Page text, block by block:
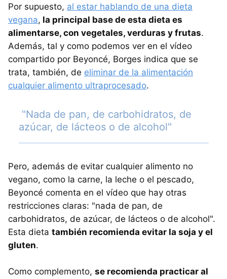
Por supuesto, al estar hablando de una dieta
vegana, la principal base de esta dieta es
alimentarse, con vegetales, verduras y frutas.
Además, tal y como podemos ver en el vídeo
compartido por Beyoncé, Borges indica que se
trata, también, de eliminar de la alimentación
cualquier alimento ultraprocesado.
"Nada de pan, de carbohidratos, de
azúcar, de lácteos o de alcohol"
Pero, además de evitar cualquier alimento no
vegano, como la carne, la leche o el pescado,
Beyoncé comenta en el vídeo que hay otras
restricciones claras: "nada de pan, de
carbohidratos, de azúcar, de lácteos o de alcohol".
Esta dieta también recomienda evitar la soja y el
gluten.
Como complemento, se recomienda practicar al